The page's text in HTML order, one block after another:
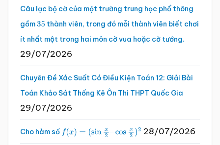
Câu lạc bộ cờ của một trường trung học phổ thông
gồm35 thành viên, trong đó mỗi thành viên biết chơi
ít nhất một trong hai môn cờ vua hoặc cờ tướng.
29/07/2026
Chuyên Đề Xác Suất Có Điều Kiện Toán 12: Giải Bài
Toán Khảo Sát Thống Kê Ôn Thi THPT Quốc Gia
29/07/2026
Cho hàm số f(x)=(sinx2 –cosx2 )2 28/07/2026